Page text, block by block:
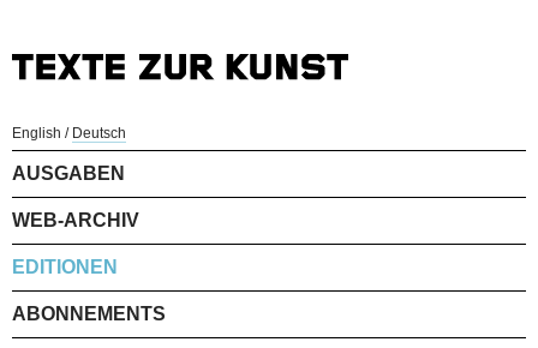
English / Deutsch
AUSGABEN
WEB-ARCHIV
EDITIONEN
ABONNEMENTS